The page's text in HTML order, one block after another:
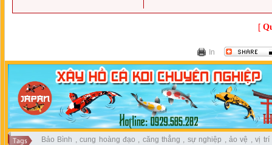
[
In
Bảo Bình ,cung hoàng đạo , căng thẳng , sự nghiệp , ảo vệ ,vị trí